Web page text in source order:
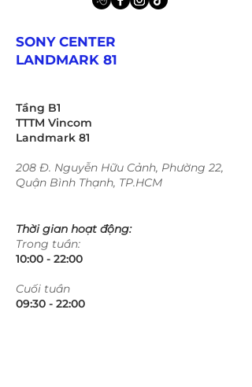
SONY CENTER
LANDMARK 81
Tầng B1
TTTM Vincom
Landmark 81
208 Đ. Nguyễn Hữu Cảnh, Phường 22,
Quận Bình Thạnh, TP.HCM
Thời gian hoạt động:
Trong tuần:
10:00 - 22:00​​​
​Cuối tuần
09:30 - 22:00​​​